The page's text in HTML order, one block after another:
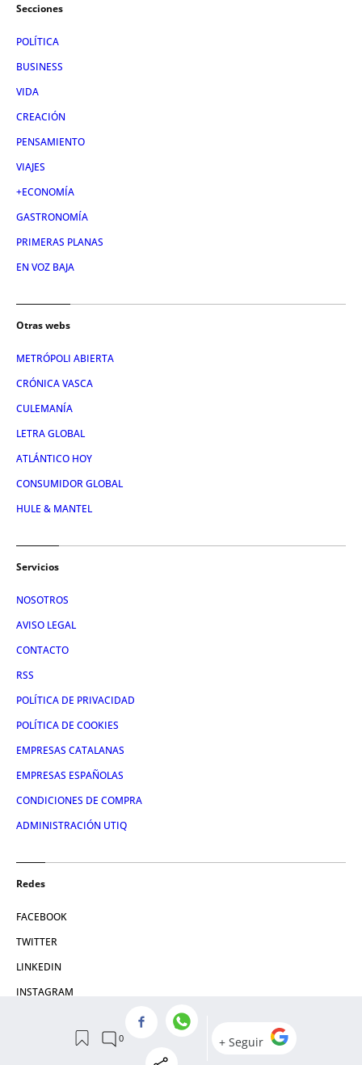
Secciones
POLÍTICA
BUSINESS
VIDA
CREACIÓN
PENSAMIENTO
VIAJES
+ECONOMÍA
GASTRONOMÍA
PRIMERAS PLANAS
EN VOZ BAJA
Otras webs
METRÓPOLI ABIERTA
CRÓNICA VASCA
CULEMANÍA
LETRA GLOBAL
ATLÁNTICO HOY
CONSUMIDOR GLOBAL
HULE & MANTEL
Servicios
NOSOTROS
AVISO LEGAL
CONTACTO
RSS
POLÍTICA DE PRIVACIDAD
POLÍTICA DE COOKIES
EMPRESAS CATALANAS
EMPRESAS ESPAÑOLAS
CONDICIONES DE COMPRA
ADMINISTRACIÓN UTIQ
Redes
FACEBOOK
TWITTER
LINKEDIN
INSTAGRAM